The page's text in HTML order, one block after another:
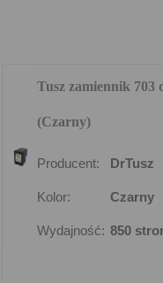
Tusz zamiennik 703
(Czarny)
Producent: DrTusz
Kolor:
Czarny
Wydajność: 850